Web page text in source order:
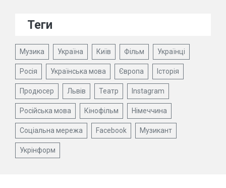
Теги
Музика Україна Київ Фільм Українці
Росія Українська мова Європа Історія
Продюсер Львів Театр Instagram
Російська мова Кінофільм Німеччина
Соціальна мережа Facebook Музикант
Укрінформ